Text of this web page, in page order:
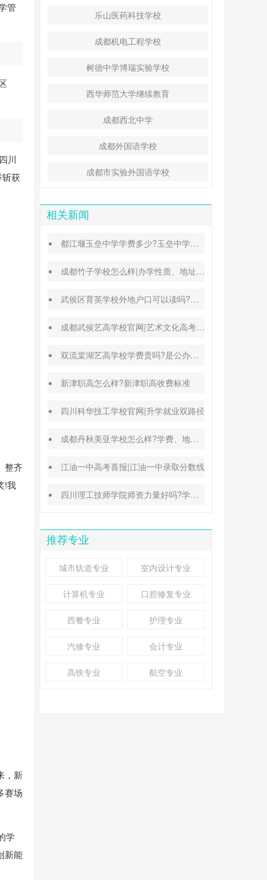
管
川
斩获
整齐
!我
，新
赛场
学
新能
乐山医药科技学校
成都机电工程学校
树德中学博瑞实验学校
西华师范大学继续教育
成都西北中学
成都外国语学校
成都市实验外国语学校
相关新闻
都江堰玉垒中学学费多少?玉垒中学录取分数线
成都竹子学校怎么样|办学性质、地址、学费汇总
武侯区育英学校外地户口可以读吗?转学插班条件
成都武侯艺高学校官网|艺术文化高考班能高考吗
双流棠湖艺高学校学费贵吗?是公办还是民办
新津职高怎么样?新津职高收费标准
四川科华技工学校官网|升学就业双路径
成都丹秋美亚学校怎么样?学费、地址、办学特色汇总
江油一中高考喜报|江油一中录取分数线
四川理工技师学院师资力量好吗?学校地址在哪里
推荐专业
城市轨道专业 室内设计专业
计算机专业 口腔修复专业
西餐专业 护理专业
汽修专业 会计专业
高铁专业 航空专业